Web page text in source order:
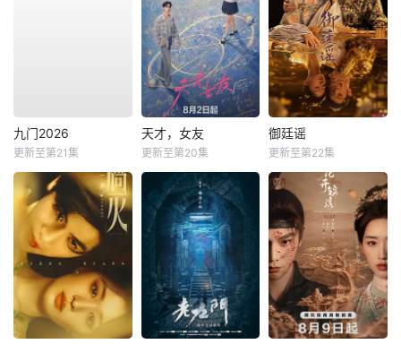
九门2026
更新至第21集
天才，女友
更新至第20集
御廷谣
更新至第22集